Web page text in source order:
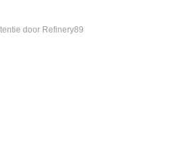
door Refinery89